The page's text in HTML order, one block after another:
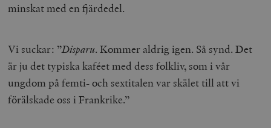
minskat med en fjärdedel.
Vi suckar: ”Disparu. Kommer aldrig igen. Så synd. Det
är ju det typiska kaféet med dess folkliv, som i vår
ungdom på femti- och sextitalen var skälet till att vi
förälskade oss i Frankrike.”